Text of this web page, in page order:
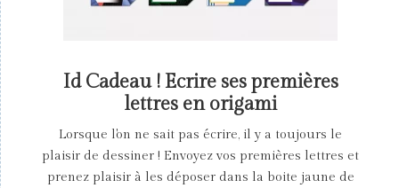
Id Cadeau ! Ecrire ses premières
lettres en origami
Lorsque l'on ne sait pas écrire, il y a toujours le
plaisir de dessiner ! Envoyez vos premières lettres et
prenez plaisir à les déposer dans la boite jaune de